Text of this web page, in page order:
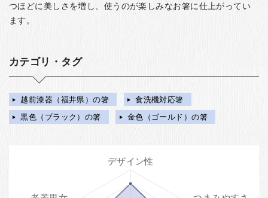
つほどに美しさを増し、使うのが楽しみなお箸に仕上がってい
ます。
カテゴリ・タグ
越前漆器（福井県）の箸
食洗機対応箸
黒色（ブラック）の箸
金色（ゴールド）の箸